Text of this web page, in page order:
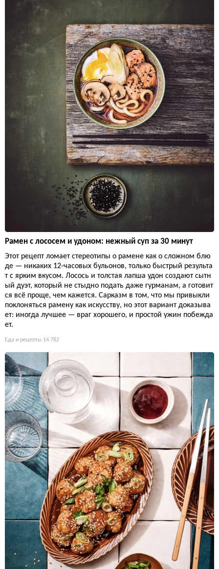
Рамен с лососем и удоном: нежный суп за 30 минут
Этот рецепт ломает стереотипы о рамене как о сложном блю
де — никаких 12-часовых бульонов, только быстрый результа
т с ярким вкусом. Лосось и толстая лапша удон создают сытн
ый дуэт, который не стыдно подать даже гурманам, а готовит
ся всё проще, чем кажется. Сарказм в том, что мы привыкли
поклоняться рамену как искусству, но этот вариант доказыва
ет: иногда лучшее — враг хорошего, и простой ужин побежда
ет.
Еда и рецепты 14 782